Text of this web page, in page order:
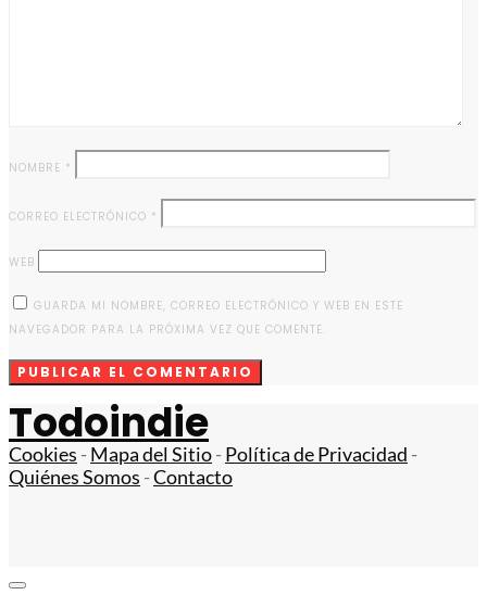
NOMBRE *
CORREO ELECTRÓNICO *
WEB
GUARDA MI NOMBRE, CORREO ELECTRÓNICO Y WEB EN ESTE
NAVEGADOR PARA LA PRÓXIMA VEZ QUE COMENTE.
Todoindie
Cookies -Mapa del Sitio-Política de Privacidad -
Quiénes Somos -Contacto